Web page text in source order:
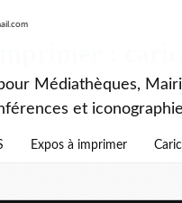
Médiathèques,
et
Expos à imprimer